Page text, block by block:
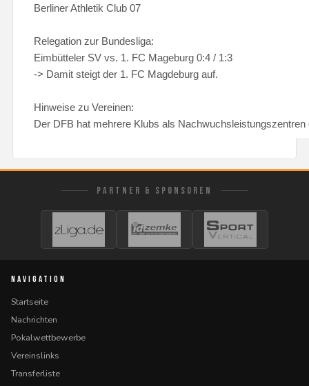
Berliner Athletik Club 07
Relegation zur Bundesliga:
Eimbütteler SV vs. 1. FC Mageburg 0:4 / 1:3
-> Damit steigt der 1. FC Magdeburg auf.
Hinweise zu Vereinen:
Der DFB hat mehrere Klubs als
PARTNER & SPONSOREN
NAVIGATION
Startseite
Nachrichten
Pokalwettbewerbe
Vereinslinks
Transferliste